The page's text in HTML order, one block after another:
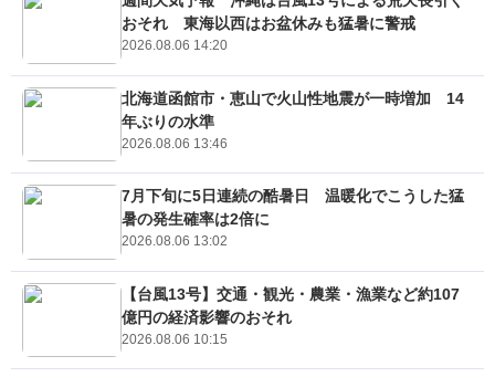
おそれ 東海以西はお盆休みも猛暑に警戒
2026.08.06 14:20
北海道函館市・恵山で火山性地震が一時増加 14
年ぶりの水準
2026.08.06 13:46
7月下旬に5日連続の酷暑日 温暖化でこうした猛
暑の発生確率は2倍に
2026.08.06 13:02
【台風13号】交通・観光・農業・漁業など約107
億円の経済影響のおそれ
2026.08.06 10:15